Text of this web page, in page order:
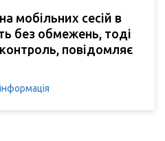
мобільних сесій в
без обмежень, тоді
повідомляє